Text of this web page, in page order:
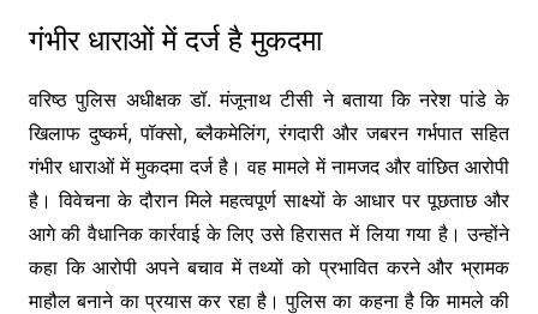
गंभीर धाराओं में दर्ज है मुकदमा
वरिष्ठ पुलिस अधीक्षक डॉ. मंजूनाथ टीसी ने बताया कि नरेश पांडे के
खिलाफ दुष्कर्म, पॉक्सो, ब्लैकमेलिंग, रंगदारी और जबरन गर्भपात सहित
गंभीर धाराओं में मुकदमा दर्ज है। वह मामले में नामजद और वांछित आरोपी
है। विवेचना के दौरान मिले महत्वपूर्ण साक्ष्यों के आधार पर पूछताछ और
आगे की वैधानिक कार्रवाई के लिए उसे हिरासत में लिया गया है। उन्होंने
कहा कि आरोपी अपने बचाव में तथ्यों को प्रभावित करने और भ्रामक
माहौल बनाने का प्रयास कर रहा है। पुलिस का कहना है कि मामले की